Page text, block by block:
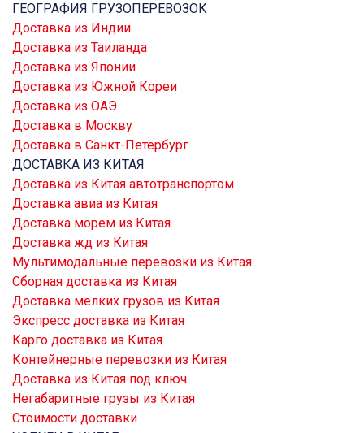
ГЕОГРАФИЯ ГРУЗОПЕРЕВОЗОК
Доставка из Индии
Доставка из Таиланда
Доставка из Японии
Доставка из Южной Кореи
Доставка из ОАЭ
Доставка в Москву
Доставка в Санкт-Петербург
ДОСТАВКА ИЗ КИТАЯ
Доставка из Китая автотранспортом
Доставка авиа из Китая
Доставка морем из Китая
Доставка жд из Китая
Мультимодальные перевозки из Китая
Сборная доставка из Китая
Доставка мелких грузов из Китая
Экспресс доставка из Китая
Карго доставка из Китая
Контейнерные перевозки из Китая
Доставка из Китая под ключ
Негабаритные грузы из Китая
Стоимости доставки